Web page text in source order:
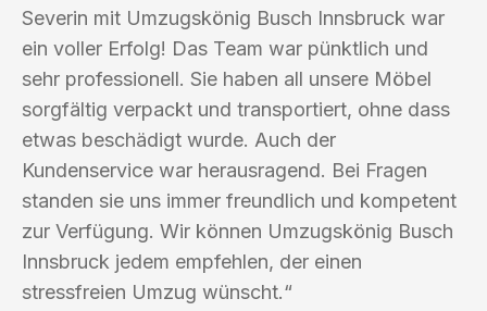
Severin mit Umzugskönig Busch Innsbruck war
ein voller Erfolg! Das Team war pünktlich und
sehr professionell. Sie haben all unsere Möbel
sorgfältig verpackt und transportiert, ohne dass
etwas beschädigt wurde. Auch der
Kundenservice war herausragend. Bei Fragen
standen sie uns immer freundlich und kompetent
zur Verfügung. Wir können Umzugskönig Busch
Innsbruck jedem empfehlen, der einen
stressfreien Umzug wünscht.“